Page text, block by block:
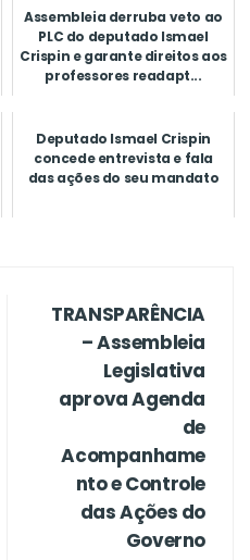
Assembleia derruba veto ao
PLC do deputado Ismael
Crispin e garante direitos aos
professores readapt...
Deputado Ismael Crispin
concede entrevista e fala
das ações do seu mandato
TRANSPARÊNCIA
– Assembleia
Legislativa
aprova Agenda
de
Acompanhame
nto e Controle
das Ações do
Governo